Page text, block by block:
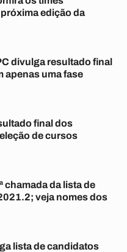
edição da
divulga resultado final
apenas uma fase
final dos
de cursos
chamada da lista de
veja nomes dos
lista de candidatos